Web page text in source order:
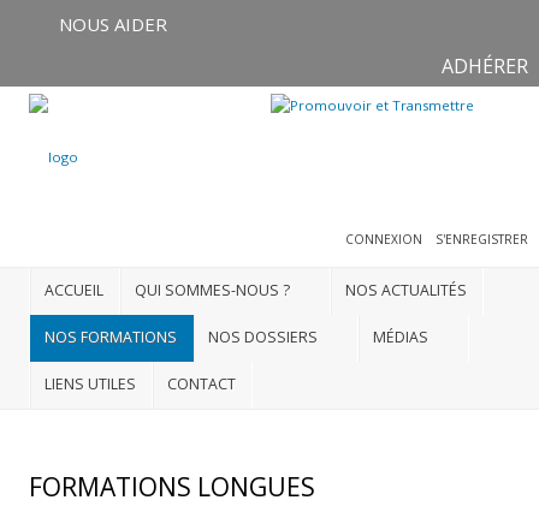
QUI
SOMMES-
NOUS
NOUS AIDER
ADHÉRER
CONNEXION S'ENREGISTRER
ACCUEIL QUI SOMMES-NOUS ? NOS ACTUALITÉS
NOS FORMATIONS NOS DOSSIERS MÉDIAS
LIENS UTILES CONTACT
FORMATIONS LONGUES